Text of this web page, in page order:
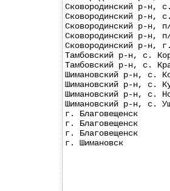
Сковородинский
Сковородинский
Сковородинский р-н,
Сковородинский р-н,
Сковородинский р-
Тамбовский р-н,
Тамбовский р-н,
Шимановский р-н,
Шимановский р-н,
Шимановский р-н, с.
Шимановский р-н,
г.
г.
г.
г. Шимановск